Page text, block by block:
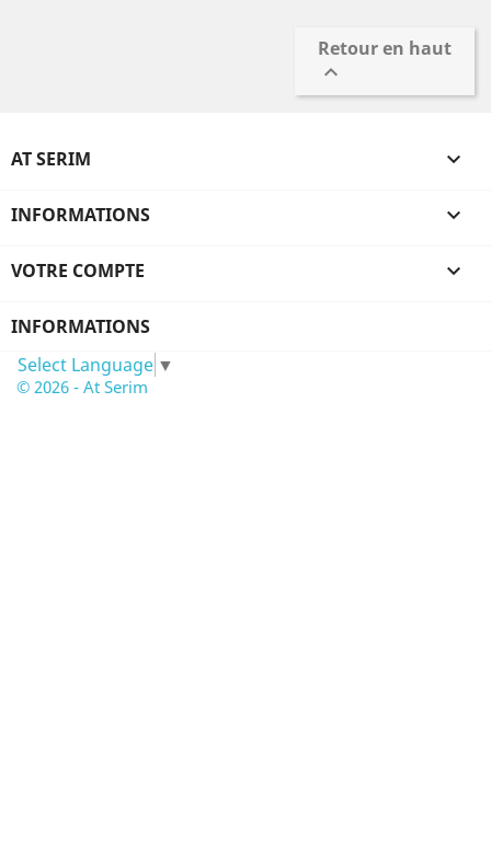
Retour en haut

AT SERIM 
INFORMATIONS 
VOTRE COMPTE 
INFORMATIONS
Select Language ▼
© 2026 - At Serim